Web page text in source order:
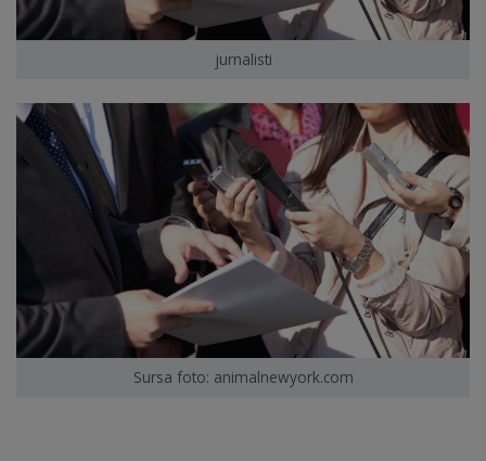
jurnalisti
Sursa foto: animalnewyork.com